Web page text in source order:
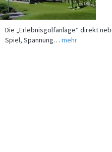
Die „Erlebnisgolfanlage“ direkt
Spiel, Spannung… mehr